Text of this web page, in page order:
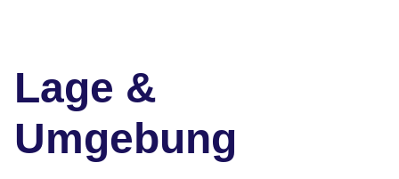
Lage &
Umgebung